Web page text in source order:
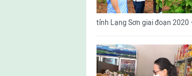
tỉnh Lạng Sơn giai đoạn 2020